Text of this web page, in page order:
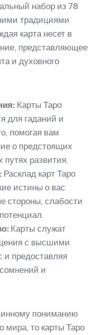
набор из 78
традициями
карта несет в
представляющее
и духовного
Карты Таро
для гаданий и
помогая вам
о предстоящих
развития.
Расклад карт Таро
истины о вас
стороны, слабости
Карты служат
с высшими
и предоставляя
и
пониманию
мира, то карты Таро